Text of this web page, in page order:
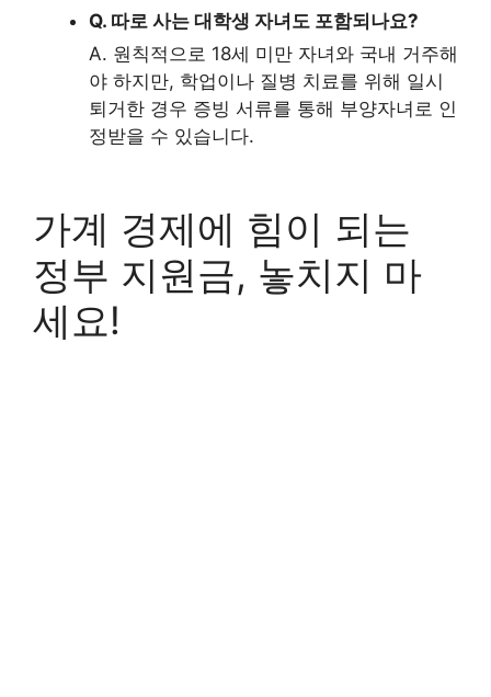
Q. 따로 사는 대학생 자녀도 포함되나요?
A. 원칙적으로 18세 미만 자녀와 국내 거주해
야 하지만, 학업이나 질병 치료를 위해 일시
퇴거한 경우 증빙 서류를 통해 부양자녀로 인
정받을 수 있습니다.
가계 경제에 힘이 되는
정부 지원금, 놓치지 마
세요!